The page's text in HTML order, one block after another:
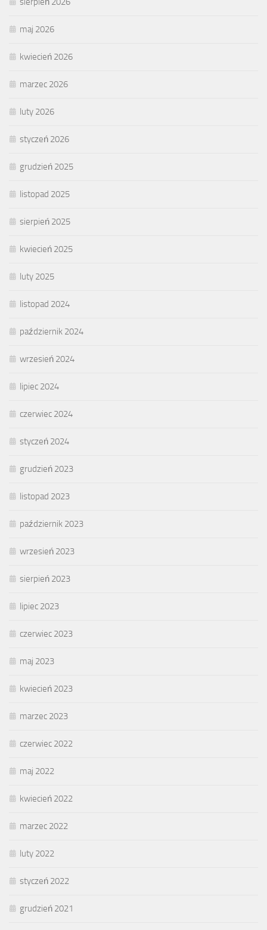
maj 2026
kwiecień 2026
marzec 2026
luty 2026
styczeń 2026
grudzień 2025
listopad 2025
sierpień 2025
kwiecień 2025
luty 2025
listopad 2024
październik 2024
wrzesień 2024
lipiec 2024
czerwiec 2024
styczeń 2024
grudzień 2023
listopad 2023
październik 2023
wrzesień 2023
sierpień 2023
lipiec 2023
czerwiec 2023
maj 2023
kwiecień 2023
marzec 2023
czerwiec 2022
maj 2022
kwiecień 2022
marzec 2022
luty 2022
styczeń 2022
grudzień 2021